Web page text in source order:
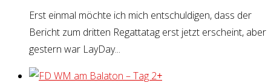
Erst einmal möchte ich mich entschuldigen, dass der
Bericht zum dritten Regattatag erst jetzt erscheint, aber
gestern war LayDay...
+